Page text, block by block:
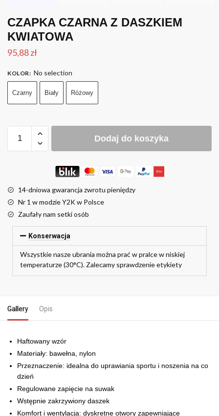
CZAPKA CZARNA Z DASZKIEM
KWIATOWA
95,88zł
KOLOR: No selection
Czarny Biały Różowy
Dodaj do koszyka
14-dniowa gwarancja zwrotu pieniędzy
Nr 1 w modzie Y2K w Polsce
Zaufały nam setki osób
Konserwacja
Wszystkie nasze ubrania można prać w pralce w niskiej
temperaturze (30°C). Zalecamy sprawdzenie etykiety
Gallery Opis
Haftowany wzór
Materiały: bawełna, nylon
Przeznaczenie: idealna do uprawiania sportu i noszenia na co
dzień
Regulowane zapięcie na suwak
Wstępnie zakrzywiony daszek
Komfort i wentylacja: dyskretne otwory zapewniające